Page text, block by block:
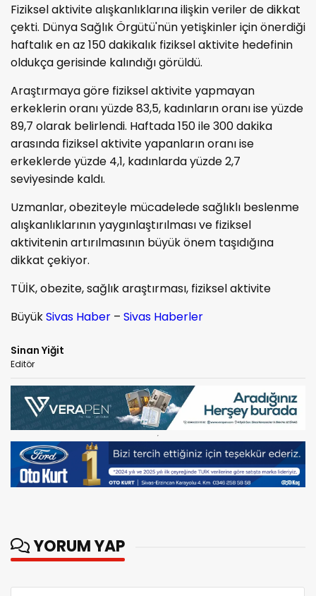
Fiziksel aktivite alışkanlıklarına ilişkin veriler de dikkat
çekti. Dünya Sağlık Örgütü'nün yetişkinler için önerdiği
haftalık en az 150 dakikalık fiziksel aktivite hedefinin
oldukça gerisinde kalındığı görüldü.
Araştırmaya göre fiziksel aktivite yapmayan
erkeklerin oranı yüzde 83,5, kadınların oranı ise yüzde
89,7 olarak belirlendi. Haftada 150 ile 300 dakika
arasında fiziksel aktivite yapanların oranı ise
erkeklerde yüzde 4,1, kadınlarda yüzde 2,7
seviyesinde kaldı.
Uzmanlar, obeziteyle mücadelede sağlıklı beslenme
alışkanlıklarının yaygınlaştırılması ve fiziksel
aktivitenin artırılmasının büyük önem taşıdığına
dikkat çekiyor.
TÜİK, obezite, sağlık araştırması, fiziksel aktivite
BüyükSivas Haber – Sivas Haberler
Sinan Yiğit
Editör
YORUM YAP